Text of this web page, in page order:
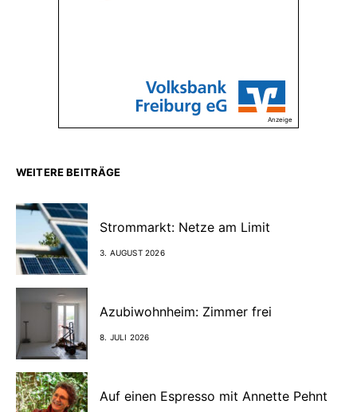
Anzeige
WEITERE BEITRÄGE
Strommarkt: Netze am Limit
3. AUGUST 2026
Azubiwohnheim: Zimmer frei
8. JULI 2026
Auf einen Espresso mit Annette Pehnt